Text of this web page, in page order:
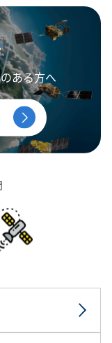
ある方へ